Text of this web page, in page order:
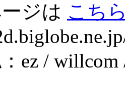
ジは こち
：ez /